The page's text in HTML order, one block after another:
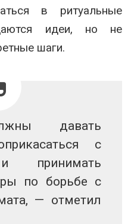
в ритуальные
идеи, но не
шаги.
давать
с
принимать
по борьбе с
— отметил